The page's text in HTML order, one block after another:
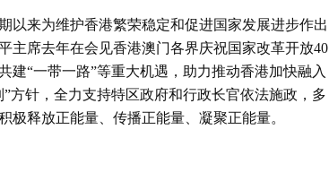
以来为维护香港繁荣稳定和促进国家发展进步作出
主席去年在会见香港澳门各界庆祝国家改革开放40
建“一带一路”等重大机遇，助力推动香港加快融入
方针，全力支持特区政府和行政长官依法施政，多
释放正能量、传播正能量、凝聚正能量。